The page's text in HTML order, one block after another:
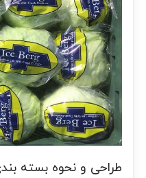
طراحی و نحوه بسته